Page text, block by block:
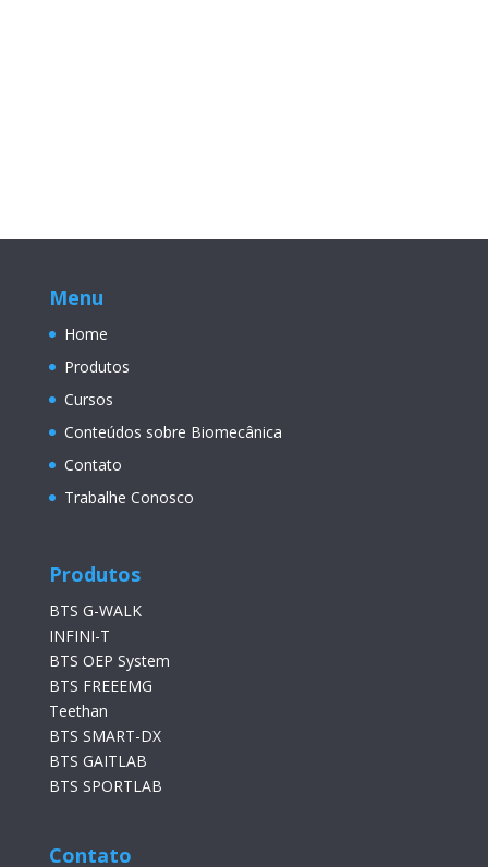
Menu
Home
Produtos
Cursos
Conteúdos sobre Biomecânica
Contato
Trabalhe Conosco
Produtos
BTS G-WALK
INFINI-T
BTS OEP System
BTS FREEEMG
Teethan
BTS SMART-DX
BTS GAITLAB
BTS SPORTLAB
Contato